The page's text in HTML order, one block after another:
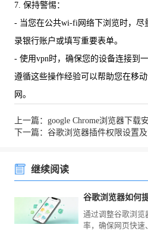
7. 保持警惕：
- 当您在公共wi-fi网络下浏览时，尽
录银行账户或填写重要表单。
- 使用vpn时，确保您的设备连接到
遵循这些操作经验可以帮助您在移
网。
上一篇：google Chrome浏览器下
下一篇：谷歌浏览器插件权限设置
继续阅读
谷歌浏览器如何
通过调整谷歌浏览
率，确保网页快速